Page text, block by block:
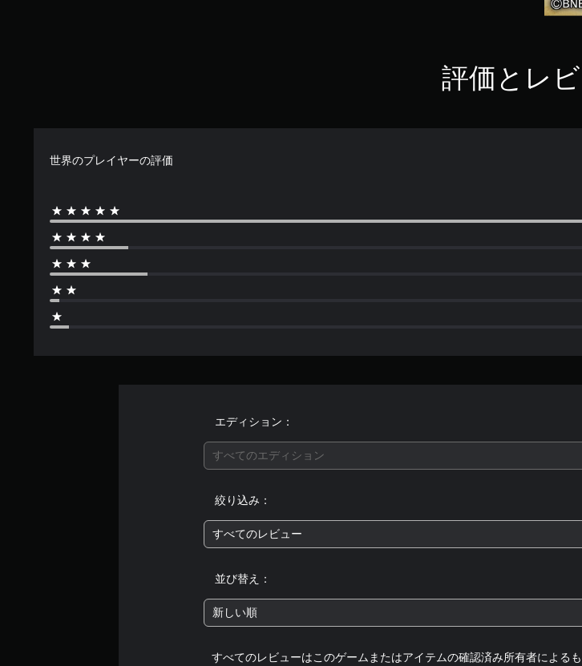
評価とレ
世界のプレイヤーの評価
エディション：
すべてのエディション
絞り込み：
すべてのレビュー
並び替え：
新しい順
すべてのレビューはこのゲームまたはアイテムの確認済み所有者による